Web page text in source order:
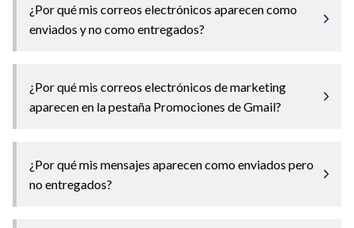
¿Por qué mis correos electrónicos aparecen como
enviados y no como entregados?
¿Por qué mis correos electrónicos de marketing
aparecen en la pestaña Promociones de Gmail?
¿Por qué mis mensajes aparecen como enviados pero
no entregados?